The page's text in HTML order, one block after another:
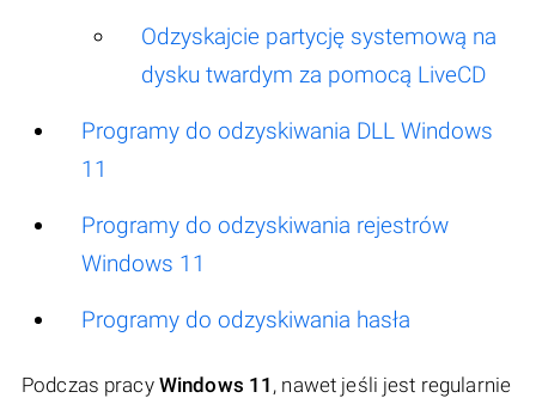
Odzyskajcie partycję systemową na
dysku twardym za pomocą LiveCD
Programy do odzyskiwania DLL Windows
11
Programy do odzyskiwania rejestrów
Windows 11
Programy do odzyskiwania hasła
Podczas pracy Windows 11 , nawet jeśli jest regularnie